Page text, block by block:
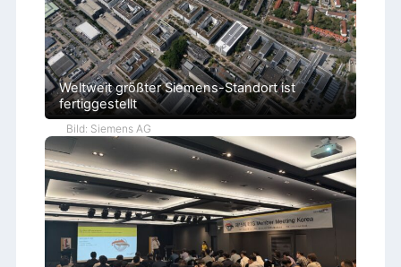
Weltweit größter Siemens-Standort ist
fertiggestellt
Bild: Siemens AG